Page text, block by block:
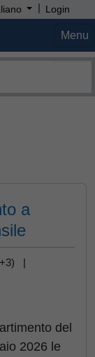
| Login
Menu
a
|
del
2026 le